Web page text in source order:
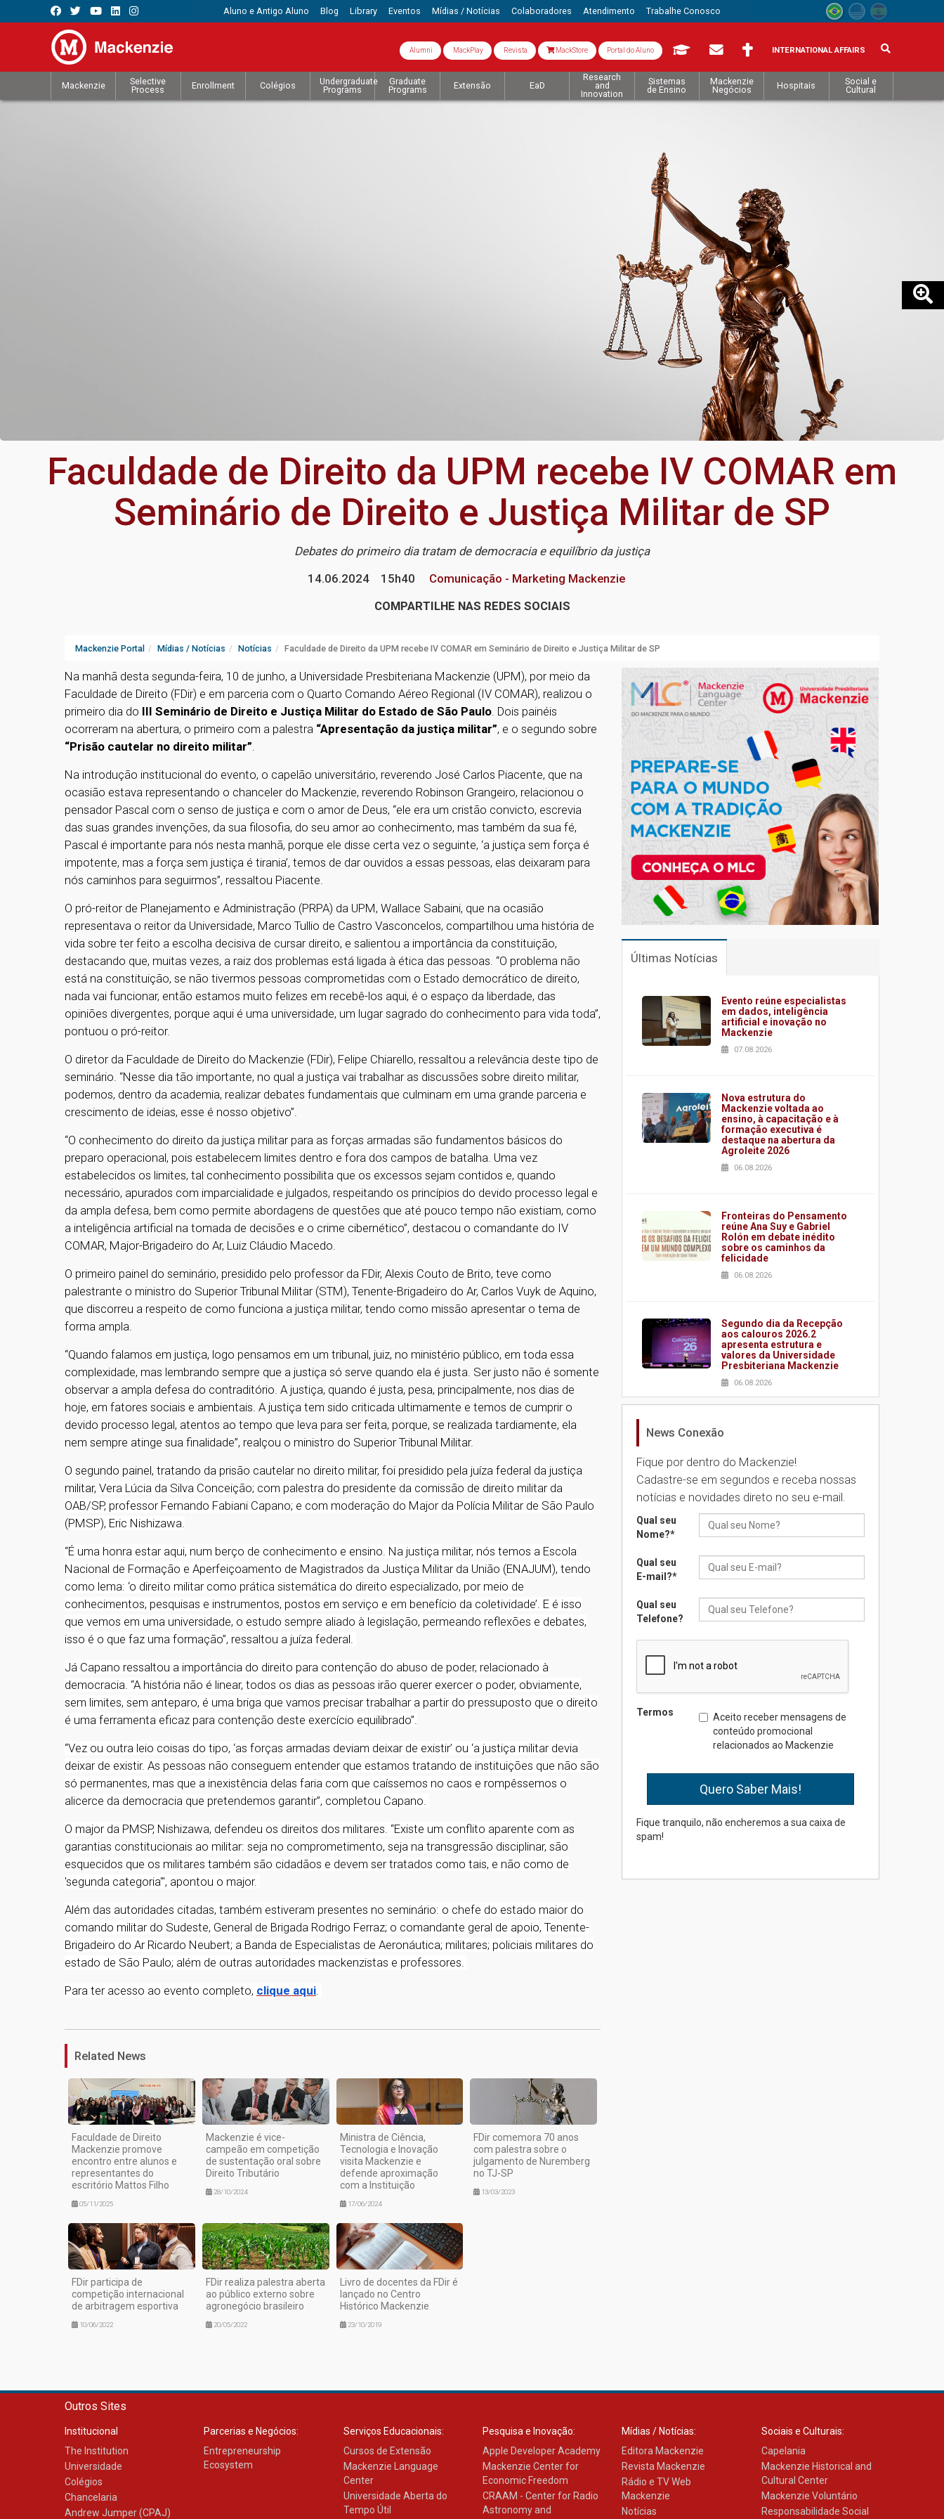
Aluno e Antigo Aluno Blog Library Eventos Mídias / Notícias Colaboradores Atendimento Trabalhe Conosco
Alumni MackPlay Revista MackStore Portal do Aluno INTERNATIONAL AFFAIRS
Mackenzie
Selective
Process
Enrollment Colégios
Undergraduate
Programs
Graduate
Programs
Extensão EaD
Research
and
Innovation
Sistemas
de Ensino
Mackenzie
Negócios
Hospitais
Social e
Cultural
Faculdade de Direito da UPM recebe IV COMAR em
Seminário de Direito e Justiça Militar de SP
Debates do primeiro dia tratam de democracia e equilíbrio da justiça
14.06.2024
15h40
Comunicação - Marketing Mackenzie
COMPARTILHE NAS REDES SOCIAIS
Mackenzie Portal Mídias / Notícias Notícias Faculdade de Direito da UPM recebe IV COMAR em Seminário de Direito e Justiça Militar de SP
Na manhã desta segunda-feira, 10 de junho, a Universidade Presbiteriana Mackenzie (UPM), por meio da
Faculdade de Direito (FDir) e em parceria com o Quarto Comando Aéreo Regional (IV COMAR), realizou o
primeiro dia do III Seminário de Direito e Justiça Militar do Estado de São Paulo. Dois painéis
ocorreram na abertura, o primeiro com a palestra “Apresentação da justiça militar”, e o segundo sobre
“Prisão cautelar no direito militar”.
Na introdução institucional do evento, o capelão universitário, reverendo José Carlos Piacente, que na
ocasião estava representando o chanceler do Mackenzie, reverendo Robinson Grangeiro, relacionou o
pensador Pascal com o senso de justiça e com o amor de Deus, “ele era um cristão convicto, escrevia
das suas grandes invenções, da sua filosofia, do seu amor ao conhecimento, mas também da sua fé,
Pascal é importante para nós nesta manhã, porque ele disse certa vez o seguinte, ‘a justiça sem força é
impotente, mas a força sem justiça é tirania’, temos de dar ouvidos a essas pessoas, elas deixaram para
nós caminhos para seguirmos”, ressaltou Piacente.
O pró-reitor de Planejamento e Administração (PRPA) da UPM, Wallace Sabaini, que na ocasião
representava o reitor da Universidade, Marco Tullio de Castro Vasconcelos, compartilhou uma história de
vida sobre ter feito a escolha decisiva de cursar direito, e salientou a importância da constituição,
destacando que, muitas vezes, a raiz dos problemas está ligada à ética das pessoas. “O problema não
está na constituição, se não tivermos pessoas comprometidas com o Estado democrático de direito,
nada vai funcionar, então estamos muito felizes em recebê-los aqui, é o espaço da liberdade, das
opiniões divergentes, porque aqui é uma universidade, um lugar sagrado do conhecimento para vida toda”,
pontuou o pró-reitor.
O diretor da Faculdade de Direito do Mackenzie (FDir), Felipe Chiarello, ressaltou a relevância deste tipo de
seminário. “Nesse dia tão importante, no qual a justiça vai trabalhar as discussões sobre direito militar,
podemos, dentro da academia, realizar debates fundamentais que culminam em uma grande parceria e
crescimento de ideias, esse é nosso objetivo”.
“O conhecimento do direito da justiça militar para as forças armadas são fundamentos básicos do
preparo operacional, pois estabelecem limites dentro e fora dos campos de batalha. Uma vez
estabelecidos os limites, tal conhecimento possibilita que os excessos sejam contidos e, quando
necessário, apurados com imparcialidade e julgados, respeitando os princípios do devido processo legal e
da ampla defesa, bem como permite abordagens de questões que até pouco tempo não existiam, como
a inteligência artificial na tomada de decisões e o crime cibernético”, destacou o comandante do IV
COMAR, Major-Brigadeiro do Ar, Luiz Cláudio Macedo.
O primeiro painel do seminário, presidido pelo professor da FDir, Alexis Couto de Brito, teve como
palestrante o ministro do Superior Tribunal Militar (STM), Tenente-Brigadeiro do Ar, Carlos Vuyk de Aquino,
que discorreu a respeito de como funciona a justiça militar, tendo como missão apresentar o tema de
forma ampla.
“Quando falamos em justiça, logo pensamos em um tribunal, juiz, no ministério público, em toda essa
complexidade, mas lembrando sempre que a justiça só serve quando ela é justa. Ser justo não é somente
observar a ampla defesa do contraditório. A justiça, quando é justa, pesa, principalmente, nos dias de
hoje, em fatores sociais e ambientais. A justiça tem sido criticada ultimamente e temos de cumprir o
devido processo legal, atentos ao tempo que leva para ser feita, porque, se realizada tardiamente, ela
nem sempre atinge sua finalidade”, realçou o ministro do Superior Tribunal Militar.
O segundo painel, tratando da prisão cautelar no direito militar, foi presidido pela juíza federal da justiça
militar, Vera Lúcia da Silva Conceição; com palestra do presidente da comissão de direito militar da
OAB/SP, professor Fernando Fabiani Capano; e com moderação do Major da Polícia Militar de São Paulo
(PMSP), Eric Nishizawa.
“É uma honra estar aqui, num berço de conhecimento e ensino. Na justiça militar, nós temos a Escola
Nacional de Formação e Aperfeiçoamento de Magistrados da Justiça Militar da União (ENAJUM), tendo
como lema: ‘o direito militar como prática sistemática do direito especializado, por meio de
conhecimentos, pesquisas e instrumentos, postos em serviço e em benefício da coletividade’. E é isso
que vemos em uma universidade, o estudo sempre aliado à legislação, permeando reflexões e debates,
isso é o que faz uma formação”, ressaltou a juíza federal.
Já Capano ressaltou a importância do direito para contenção do abuso de poder, relacionado à
democracia. “A história não é linear, todos os dias as pessoas irão querer exercer o poder, obviamente,
sem limites, sem anteparo, é uma briga que vamos precisar trabalhar a partir do pressuposto que o direito
é uma ferramenta eficaz para contenção deste exercício equilibrado”.
“Vez ou outra leio coisas do tipo, ‘as forças armadas deviam deixar de existir’ ou ‘a justiça militar devia
deixar de existir. As pessoas não conseguem entender que estamos tratando de instituições que não são
só permanentes, mas que a inexistência delas faria com que caíssemos no caos e rompêssemos o
alicerce da democracia que pretendemos garantir”, completou Capano.
O major da PMSP, Nishizawa, defendeu os direitos dos militares. “Existe um conflito aparente com as
garantias constitucionais ao militar: seja no comprometimento, seja na transgressão disciplinar, são
esquecidos que os militares também são cidadãos e devem ser tratados como tais, e não como de
'segunda categoria'", apontou o major.
Além das autoridades citadas, também estiveram presentes no seminário: o chefe do estado maior do
comando militar do Sudeste, General de Brigada Rodrigo Ferraz; o comandante geral de apoio, Tenente-
Brigadeiro do Ar Ricardo Neubert; a Banda de Especialistas de Aeronáutica; militares; policiais militares do
estado de São Paulo; além de outras autoridades mackenzistas e professores.
Para ter acesso ao evento completo, clique aqui.
Related News
Faculdade de Direito
Mackenzie promove
encontro entre alunos e
representantes do
escritório Mattos Filho
05/11/2025
Mackenzie é vice-
campeão em competição
de sustentação oral sobre
Direito Tributário
28/10/2024
Ministra de Ciência,
Tecnologia e Inovação
visita Mackenzie e
defende aproximação
com a Instituição
17/06/2024
FDir comemora 70 anos
com palestra sobre o
julgamento de Nuremberg
no TJ-SP
13/03/2023
FDir participa de
competição internacional
de arbitragem esportiva
10/06/2022
FDir realiza palestra aberta
ao público externo sobre
agronegócio brasileiro
20/05/2022
Livro de docentes da FDir é
lançado no Centro
Histórico Mackenzie
23/10/2019
Últimas Notícias
Evento reúne especialistas
em dados, inteligência
artificial e inovação no
Mackenzie
07.08.2026
Nova estrutura do
Mackenzie voltada ao
ensino, à capacitação e à
formação executiva é
destaque na abertura da
Agroleite 2026
06.08.2026
Fronteiras do Pensamento
reúne Ana Suy e Gabriel
Rolón em debate inédito
sobre os caminhos da
felicidade
06.08.2026
Segundo dia da Recepção
aos calouros 2026.2
apresenta estrutura e
valores da Universidade
Presbiteriana Mackenzie
06.08.2026
Nova apresentação do
brasileira
05.08.2026
Universidade Mackenzie
realizará nova edição da
05.08.2026
Seminário discute desafios
das novas tecnologias em
04.08.2026
Mackenzie recepciona os
calouros do segundo
semestre de 2026
04.08.2026
Brasília prepara seus
estudantes para o PAS antes
mesmo do Ensino Médio
News Conexão
Fique por dentro do Mackenzie!
Cadastre-se em segundos e receba nossas
notícias e novidades direto no seu e-mail.
Qual seu
Nome?*
Qual seu
E-mail?*
Qual seu
Telefone?
Termos
Aceito receber mensagens de
conteúdo promocional
relacionados ao Mackenzie
Fique tranquilo, não encheremos a sua caixa de
spam!
Outros Sites
Institucional
The Institution
Universidade
Colégios
Chancelaria
Andrew Jumper (CPAJ)
Parcerias e Negócios:
Entrepreneurship
Ecosystem
Serviços Educacionais:
Cursos de Extensão
Mackenzie Language
Center
Universidade Aberta do
Tempo Útil
Pesquisa e Inovação:
Apple Developer Academy
Mackenzie Center for
Economic Freedom
CRAAM - Center for Radio
Astronomy and
Mídias / Notícias:
Editora Mackenzie
Revista Mackenzie
Rádio e TV Web
Mackenzie
Notícias
Sociais e Culturais:
Capelania
Mackenzie Historical and
Cultural Center
Mackenzie Voluntário
Responsabilidade Social